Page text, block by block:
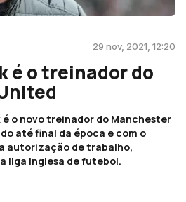
29 nov, 2021, 12:20
é o treinador do
é o novo treinador do Manchester
até final da época e com o
autorização de trabalho,
liga inglesa de futebol.